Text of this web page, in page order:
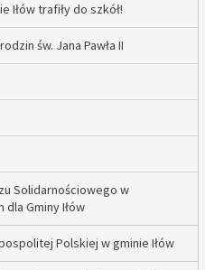
Iłów trafiły do szkół!
św. Jana Pawła II
Solidarnościowego w
Gminy Iłów
Polskiej w gminie Iłów